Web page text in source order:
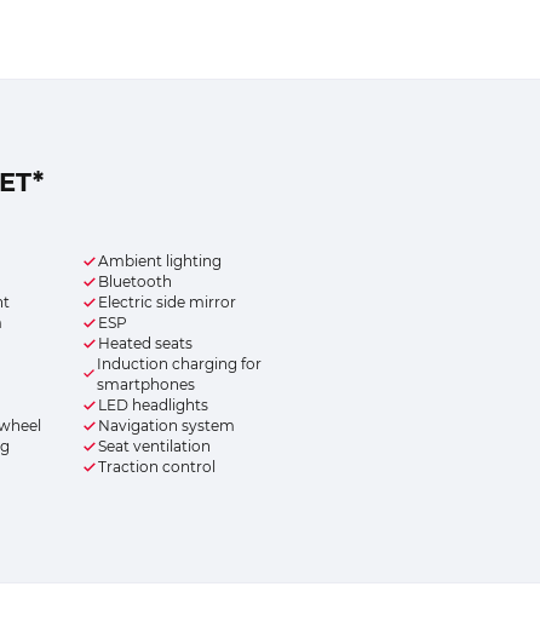
Ambient lighting
Bluetooth
Electric side mirror
ESP
Heated seats
Induction charging for
smartphones
LED headlights
Navigation system
Seat ventilation
Traction control